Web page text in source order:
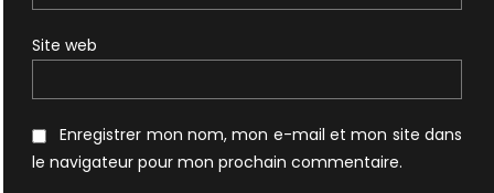
Site web
Enregistrer mon nom, mon e-mail et mon site dans
le navigateur pour mon prochain commentaire.